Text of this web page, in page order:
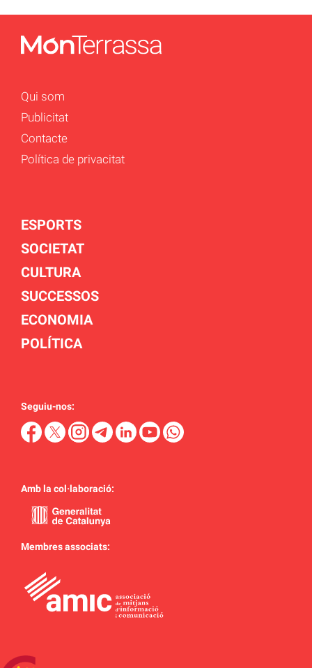
Qui som
Publicitat
Contacte
Política de privacitat
ESPORTS
SOCIETAT
CULTURA
SUCCESSOS
ECONOMIA
POLÍTICA
Seguiu-nos:
Amb la col·laboració:
Membres associats: